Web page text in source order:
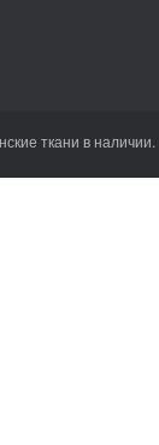
ткани в наличии.